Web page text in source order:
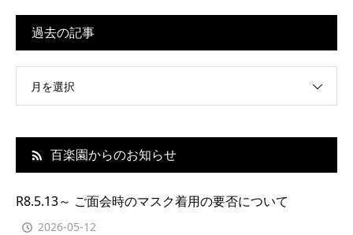
過去の記事
月を選択
百楽園からのお知らせ
R8.5.13～ ご面会時のマスク着用の要否について
2026-05-12